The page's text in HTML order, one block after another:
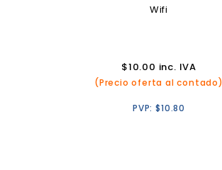
Wifi
$10.00 inc. IVA
(Precio oferta al contado)
PVP:$10.80